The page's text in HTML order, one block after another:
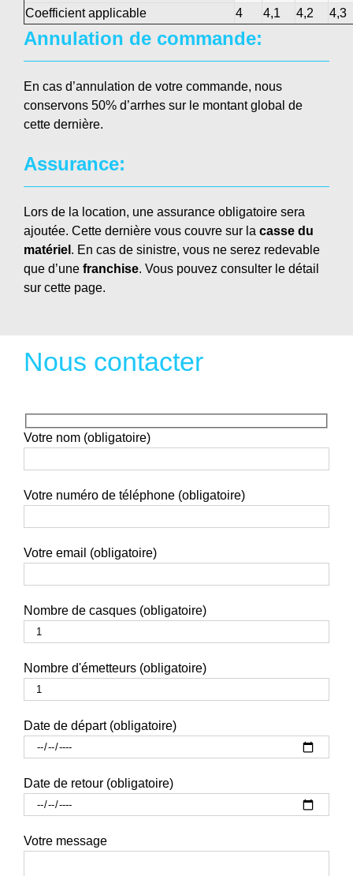
Coefficient applicable
4 4,1 4,2 4,3
Annulation de commande:
En cas d’annulation de votre commande, nous
conservons 50% d’arrhes sur le montant global de
cette dernière.
Assurance:
Lors de la location, une assurance obligatoire sera
ajoutée. Cette dernière vous couvre sur la casse du
matériel . En cas de sinistre, vous ne serez redevable
que d’une franchise. Vous pouvez consulter le détail
sur cette page.
Nous contacter
Votre nom (obligatoire)
Votre numéro de téléphone (obligatoire)
Votre email (obligatoire)
Nombre de casques (obligatoire)
Nombre d'émetteurs (obligatoire)
Date de départ (obligatoire)
Date de retour (obligatoire)
Votre message